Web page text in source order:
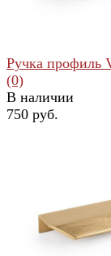
избранное сравнить
Ручка профиль
(0)
В наличии
750 руб.